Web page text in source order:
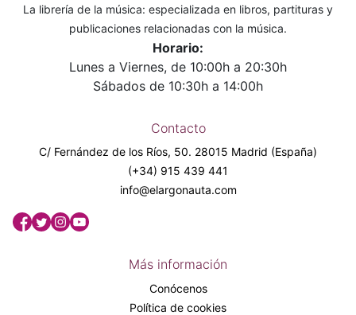
La librería de la música: especializada en libros, partituras y
publicaciones relacionadas con la música.
Horario:
Lunes a Viernes, de 10:00h a 20:30h
Sábados de 10:30h a 14:00h
Contacto
C/ Fernández de los Ríos, 50. 28015 Madrid (España)
(+34) 915 439 441
info@elargonauta.com
Más información
Conócenos
Política de cookies